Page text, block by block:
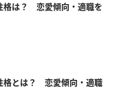
格は？ 恋愛傾向・適職を
格とは？ 恋愛傾向・適職